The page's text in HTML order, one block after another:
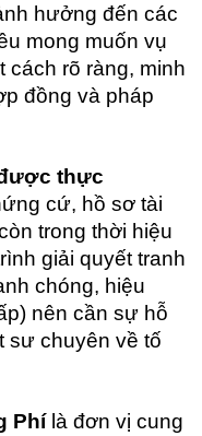
hưởng đến các
mong muốn vụ
cách rõ ràng, minh
đồng và pháp
thực
cứ, hồ sơ tài
trong thời hiệu
giải quyết tranh
chóng, hiệu
nên cần sự hỗ
sư chuyên về tố
Phílà đơn vị cung